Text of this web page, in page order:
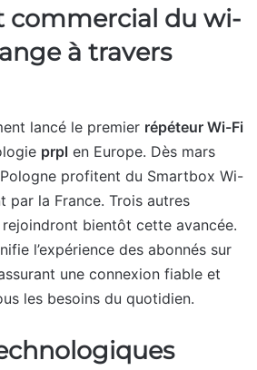
commercial du wi-
à travers
lancé le premier répéteur Wi-Fi
prpl en Europe. Dès mars
profitent du Smartbox Wi-
par la France. Trois autres
rejoindront bientôt cette avancée.
l’expérience des abonnés sur
une connexion fiable et
les besoins du quotidien.